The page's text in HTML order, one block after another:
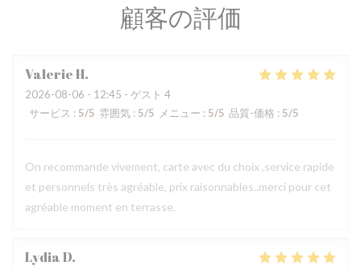
顧客の評価
ValerieH
2026-08-06 - 12:45 - ゲスト 4
サービス : 5/5 雰囲気 : 5/5 メニュー : 5/5 品質-価格 : 5/5
On recommande vivement, carte avec du choix ,service rapide
et personnels très agréable, prix raisonnables..merci pour cet
agréable moment en terrasse.
LydiaD